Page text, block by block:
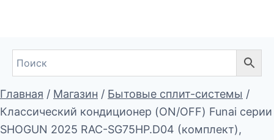
Главная / Магазин / Бытовые сплит-системы /
Классический кондиционер (ON/OFF) Funai серии
SHOGUN 2025 RAC-SG75HP.D04 (комплект),